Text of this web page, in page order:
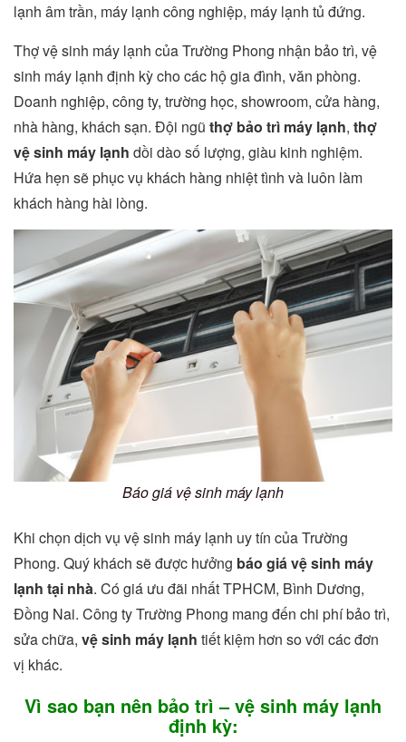
lạnh âm trần, máy lạnh công nghiệp, máy lạnh tủ đứng.
Thợ vệ sinh máy lạnh của Trường Phong nhận bảo trì, vệ
sinh máy lạnh định kỳ cho các hộ gia đình, văn phòng.
Doanh nghiệp, công ty, trường học, showroom, cửa hàng,
nhà hàng, khách sạn. Đội ngũ thợ bảo trì máy lạnh, thợ
vệ sinh máy lạnh dồi dào số lượng, giàu kinh nghiệm.
Hứa hẹn sẽ phục vụ khách hàng nhiệt tình và luôn làm
khách hàng hài lòng.
Báo giá vệ sinh máy lạnh
Khi chọn dịch vụ vệ sinh máy lạnh uy tín của Trường
Phong. Quý khách sẽ được hưởng báo giá vệ sinh máy
lạnh tại nhà. Có giá ưu đãi nhất TPHCM, Bình Dương,
Đồng Nai. Công ty Trường Phong mang đến chi phí bảo trì,
sửa chữa, vệ sinh máy lạnh tiết kiệm hơn so với các đơn
vị khác.
Vì sao bạn nên bảo trì – vệ sinh máy lạnh
định kỳ: